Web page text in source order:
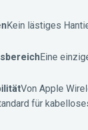
Kein lästiges
Eine
Von Apple
für